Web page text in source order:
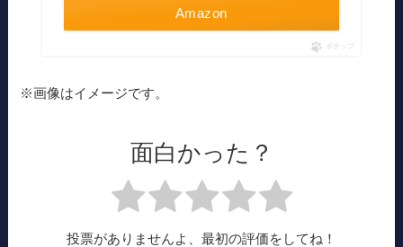
Amazon
ポチップ
※画像はイメージです。
面白かった？
投票がありませんよ、最初の評価をしてね！